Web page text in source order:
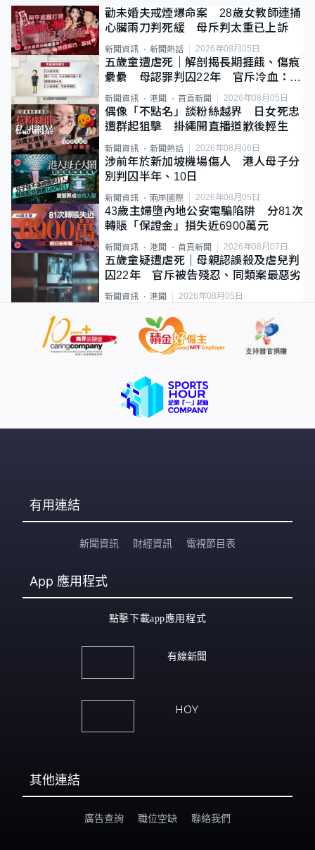
勸未婚夫戒煙爆命案 28歲女教師連捅
心臟兩刀判死緩 母斥判太重已上訴
新聞資訊 新聞熱話 2026年08月05日
五歲童遭虐死｜解剖揭長期捱餓、傷痕
纍纍 母認罪判囚22年 官斥冷血：同
類案最惡劣
新聞資訊 港聞 首頁新聞 2026年08月05日
偶像「不點名」談粉絲越界 日女死忠
遭群起狙擊 掛繩開直播道歉後輕生
新聞資訊 新聞熱話 2026年08月06日
涉前年於新加坡機場傷人 港人母子分
別判囚半年、10日
新聞資訊 兩岸國際 2026年08月05日
43歲主婦墮內地公安電騙陷阱 分81次
轉賬「保證金」損失近6900萬元
新聞資訊 港聞 首頁新聞 2026年08月07日
五歲童疑遭虐死｜母親認誤殺及虐兒判
囚22年 官斥被告殘忍、同類案最惡劣
新聞資訊 港聞 2026年08月05日
有用連結
新聞資訊 財經資訊 電視節目表
App 應用程式
點擊下載app應用程式
有線新聞
HOY
其他連結
廣告查詢 職位空缺 聯絡我們